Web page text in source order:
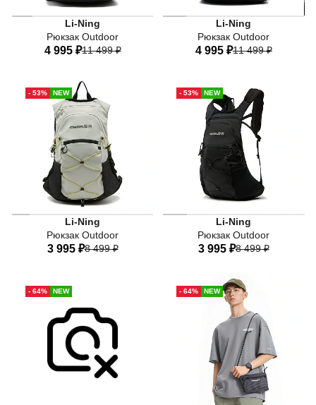
Li-Ning
Рюкзак Outdoor
4 995 ₽11 499 ₽
One-size
Li-Ning
Рюкзак Outdoor
4 995 ₽11 499 ₽
One-size
- 53% NEW
Li-Ning
Рюкзак Outdoor
3 995 ₽8 499 ₽
One-size
- 53% NEW
Li-Ning
Рюкзак Outdoor
3 995 ₽8 499 ₽
One-size
- 64% NEW - 64% NEW